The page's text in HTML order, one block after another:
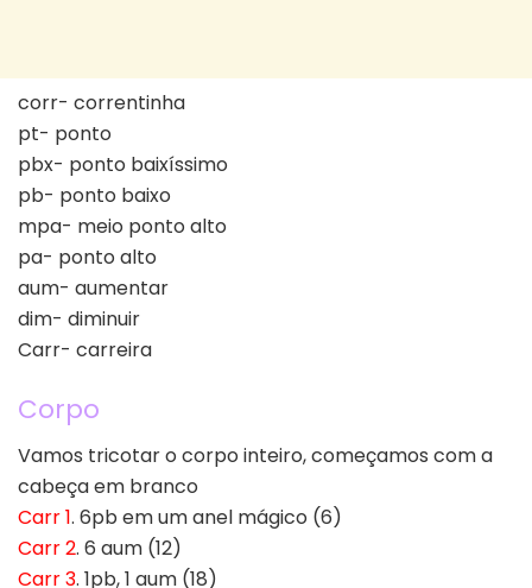
corr- correntinha
pt- ponto
pbx- ponto baixíssimo
pb- ponto baixo
mpa- meio ponto alto
pa- ponto alto
aum- aumentar
dim- diminuir
Carr- carreira
Corpo
Vamos tricotar o corpo inteiro, começamos com a
cabeça em branco
Carr 1. 6pb em um anel mágico (6)
Carr 2. 6 aum (12)
Carr 3. 1pb, 1 aum (18)